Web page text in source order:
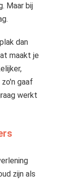
Maar bij
dan
maakt je
gaaf
werkt
zijn als